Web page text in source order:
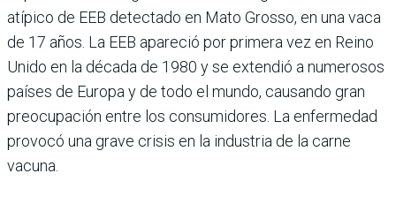
atípico de EEB detectado en Mato Grosso, en una vaca
de 17 años. La EEB apareció por primera vez en Reino
Unido en la década de 1980 y se extendió a numerosos
países de Europa y de todo el mundo, causando gran
preocupación entre los consumidores. La enfermedad
provocó una grave crisis en la industria de la carne
vacuna.